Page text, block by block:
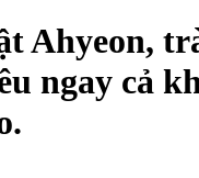
Ahyeon,
ngay cả